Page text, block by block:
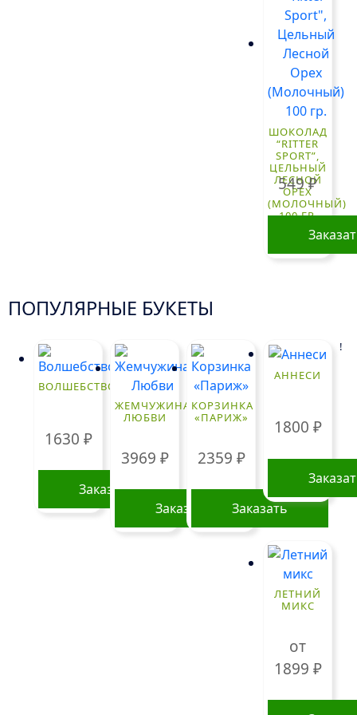
ШОКОЛАД
“RITTER
SPORT”,
ЦЕЛЬНЫЙ
ЛЕСНОЙ
ОРЕХ
(МОЛОЧНЫЙ)
100 ГР.
549₽
ПОПУЛЯРНЫЕ БУКЕТЫ
ВОЛШЕБСТВО
1630 ₽
Заказать
ЖЕМЧУЖИНА
ЛЮБВИ
3969 ₽
Заказать
КОРЗИНКА
«ПАРИЖ»
2359 ₽
Заказать
АННЕСИ
1800 ₽
ЛЕТНИЙ
МИКС
от
1899 ₽
!